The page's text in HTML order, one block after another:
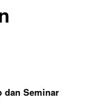
dan Seminar